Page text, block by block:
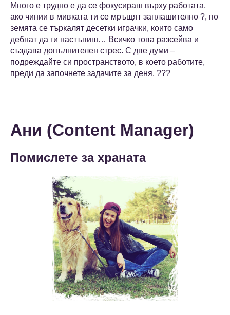
Много е трудно е да се фокусираш върху работата,
ако чинии в мивката ти се мръщят заплашително ?️, по
земята се търкалят десетки играчки, които само
дебнат да ги настъпиш… Всичко това разсейва и
създава допълнителен стрес. С две думи –
подреждайте си пространството, в което работите,
преди да започнете задачите за деня. ???
Ани (Content Manager)
Помислете за храната